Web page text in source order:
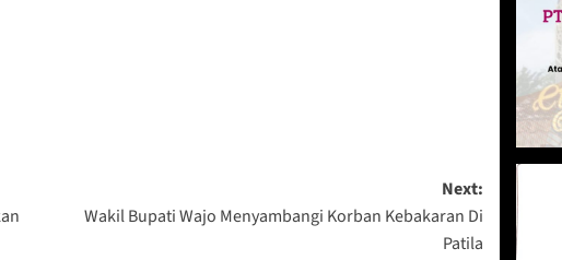
Next:
Wakil Bupati Wajo Menyambangi Korban Kebakaran Di
Patila